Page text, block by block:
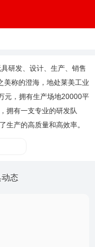
研发、设计、生产、销售
美称的澄海，地处莱美工业
元，拥有生产场地20000平
拥有一支专业的研发队
生产的高质量和高效率。
动态